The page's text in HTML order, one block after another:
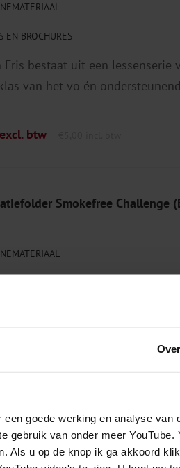
Over
goede werking en analyse van
gebruik van onder meer YouTube.
Als u op de knop ik ga akkoord
EN BROCHURES
Fris bestaat uit een
van het vo én
excl. btw
Smokefree Challenge
Challenge is een
met) roken....